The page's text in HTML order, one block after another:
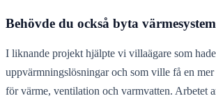
Behövde du också byta
I liknande projekt hjälpte vi villaägare som
uppvärmningslösningar och som ville få en
för värme, ventilation och varmvatten. Arbetet